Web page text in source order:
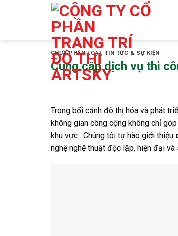
CHƯA PHÂN LOẠI, TIN TỨC & SỰ KIỆN
Cung cấp dịch vụ thi
Trong bối cảnh đô thị hóa và phát
không gian công cộng không chỉ
khu vực . Chúng tôi tự hào giới thiệu
nghệ nghệ thuật độc lập, hiện đại